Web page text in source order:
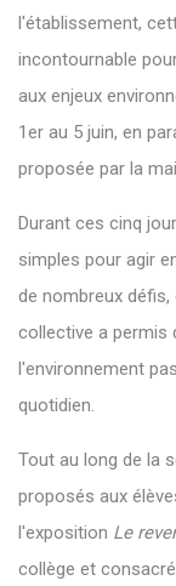
l'établissement,
incontournable
aux enjeux
1er au 5 juin, en
proposée par la
Durant ces cinq
simples pour agir
de nombreux
collective a permis
l'environnement
quotidien.
Tout au long de la
proposés aux
l'exposition Le
collège et